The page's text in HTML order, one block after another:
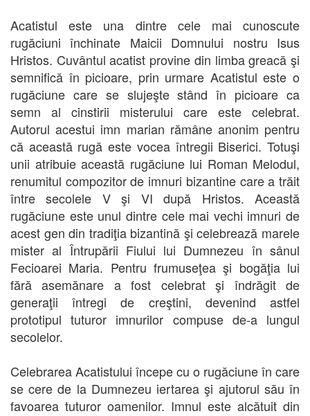
Acatistul este una dintre cele mai cunoscute
rugăciuni închinate Maicii Domnului nostru Isus
Hristos. Cuvântul acatist provine din limba greacă şi
semnifică în picioare, prin urmare Acatistul este o
rugăciune care se slujeşte stând în picioare ca
semn al cinstirii misterului care este celebrat.
Autorul acestui imn marian rămâne anonim pentru
că această rugă este vocea întregii Biserici. Totuşi
unii atribuie această rugăciune lui Roman Melodul,
renumitul compozitor de imnuri bizantine care a trăit
între secolele V şi VI după Hristos. Această
rugăciune este unul dintre cele mai vechi imnuri de
acest gen din tradiţia bizantină şi celebrează marele
mister al Întrupării Fiului lui Dumnezeu în sânul
Fecioarei Maria. Pentru frumuseţea şi bogăţia lui
fără asemănare a fost celebrat şi îndrăgit de
generaţii întregi de creştini, devenind astfel
prototipul tuturor imnurilor compuse de-a lungul
secolelor.
Celebrarea Acatistului începe cu o rugăciune în care
se cere de la Dumnezeu iertarea şi ajutorul său în
favoarea tuturor oamenilor. Imnul este alcătuit din